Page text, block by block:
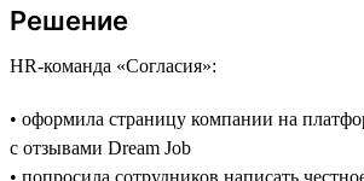
Решение
HR-команда «Согласия»:
• оформила страницу компании на
с отзывами Dream Job
• попросила сотрудников написать